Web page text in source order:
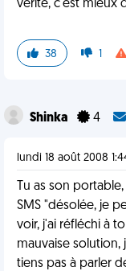
vérité, c'est mieux
38 1
Shinka 4
lundi 18 août 2008
Tu as son
SMS "désolée, je
voir, j'ai réfléchi à
mauvaise solution,
tiens pas à parler